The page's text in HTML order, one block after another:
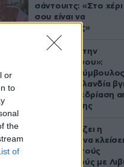
or
to
the
of
σάντουιτς: «Στο χέρι
σου είναι να
αδυνατίσεις»
«Βλέπουμε την
μπουγάδα σου»:
Δημοτική σύμβουλος
στη Νέα Ζηλανδία
live σε συνεδρίαση
το μπάνιο της
Πώς σχεδιάζει η
κυβέρνηση να κλείσει
τους ανοιχτούς
λογαριασμούς με